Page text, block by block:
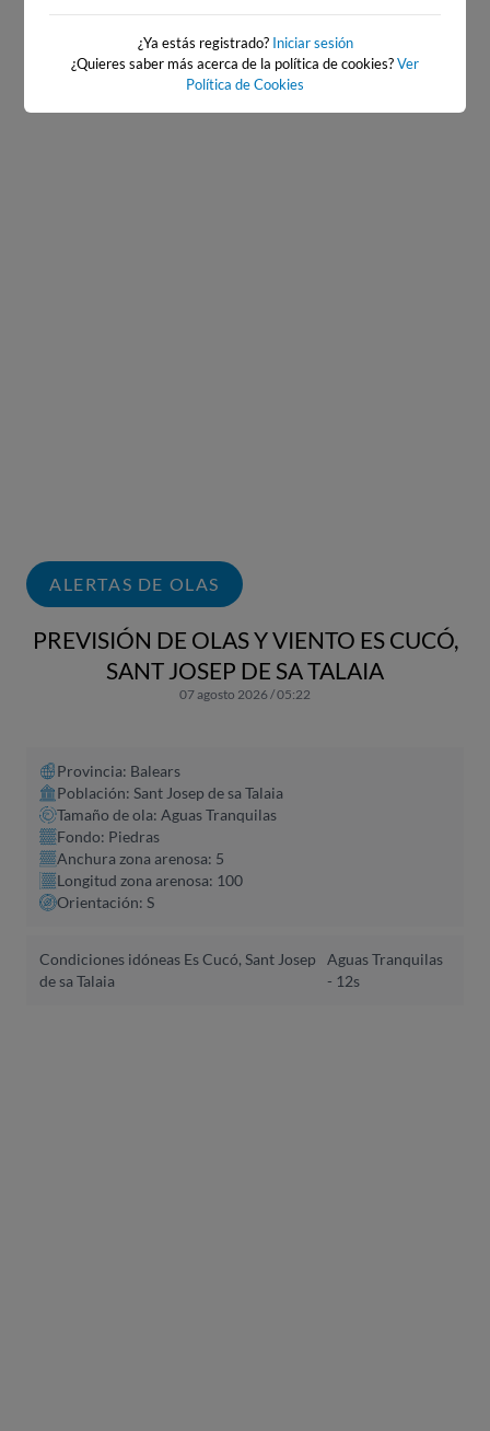
0.1 m CHOPI
ALERTAS DE OLAS
PREVISIÓN DE OLAS Y VIENTO ES CUCÓ,
SANT JOSEP DE SA TALAIA
07 agosto 2026 / 05:22
Provincia: Balears
Población: Sant Josep de sa Talaia
Tamaño de ola: Aguas Tranquilas
Fondo: Piedras
Anchura zona arenosa: 5
Longitud zona arenosa: 100
Orientación: S
Condiciones idóneas Es Cucó, Sant Josep
de sa Talaia
Aguas Tranquilas
- 12s
¿Ya estás registrado? Iniciar sesión
¿Quieres saber más acerca de la política de cookies?Ver
Política de Cookies